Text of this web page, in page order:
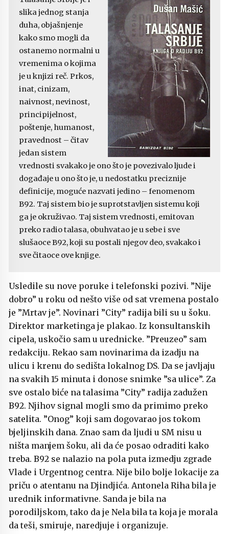
slika jednog stanja
duha, objašnjenje
kako smo mogli da
ostanemo normalni u
vremenima o kojima
je u knjizi reč. Prkos,
inat, cinizam,
naivnost, nevinost,
principijelnost,
poštenje, humanost,
pravednost – čitav
jedan sistem
vrednosti svakako je ono što je povezivalo ljude i
događaje u ono što je, u nedostatku preciznije
definicije, moguće nazvati jedino – fenomenom
B92. Taj sistem bio je suprotstavljen sistemu koji
ga je okruživao. Taj sistem vrednosti, emitovan
preko radio talasa, obuhvatao je u sebe i sve
slušaoce B92, koji su postali njegov deo, svakako i
sve čitaoce ove knjige.
Usledile su nove poruke i telefonski pozivi. ”Nije
dobro” u roku od nešto više od sat vremena postalo
je ”Mrtav je”. Novinari ”City” radija bili su u šoku.
Direktor marketinga je plakao. Iz konsultanskih
cipela, uskočio sam u urednicke. ”Preuzeo” sam
redakciju. Rekao sam novinarima da izadju na
ulicu i krenu do sedišta lokalnog DS. Da se javljaju
na svakih 15 minuta i donose snimke ”sa ulice”. Za
sve ostalo biće na talasima ”City” radija zadužen
B92. Njihov signal mogli smo da primimo preko
satelita. ”Onog” koji sam dogovarao jos tokom
bjeljinskih dana. Znao sam da ljudi u SM nisu u
ništa manjem šoku, ali da će posao odraditi kako
treba. B92 se nalazio na pola puta izmedju zgrade
Vlade i Urgentnog centra. Nije bilo bolje lokacije za
priču o atentanu na Djindjića. Antonela Riha bila je
urednik informativne. Sanda je bila na
porodiljskom, tako da je Nela bila ta koja je morala
da teši, smiruje, naredjuje i organizuje.